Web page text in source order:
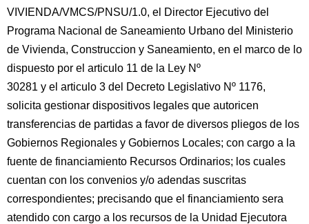
VIVIENDA/VMCS/PNSU/1.0, el Director Ejecutivo del
Programa Nacional de Saneamiento Urbano del Ministerio
de Vivienda, Construccion y Saneamiento, en el marco de lo
dispuesto por el articulo 11 de la Ley Nº
30281 y el articulo 3 del Decreto Legislativo Nº 1176,
solicita gestionar dispositivos legales que autoricen
transferencias de partidas a favor de diversos pliegos de los
Gobiernos Regionales y Gobiernos Locales; con cargo a la
fuente de financiamiento Recursos Ordinarios; los cuales
cuentan con los convenios y/o adendas suscritas
correspondientes; precisando que el financiamiento sera
atendido con cargo a los recursos de la Unidad Ejecutora